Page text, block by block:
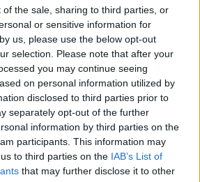
of the sale, sharing to third parties, or
or sensitive information for
us, please use the below opt-out
selection. Please note that after your
you may continue seeing
on personal information utilized by
disclosed to third parties prior to
separately opt-out of the further
information by third parties on the
participants. This information may
to third parties on the IAB’s List of
that may further disclose it to other
antigenici, che tra sabato 13 e lunedì 15
Bracciolini. Le postazioni allestite
con il Comune di Terranuova
di volontariato del territorio, saranno
piazza della Repubblica, dove verranno
fino alle 13 e dalle ore 14 alle 18. È
il sito
aperte fino alla mezzanotte di giovedì
sabato, domenica e lunedì, ma sarà
fino alla mezzanotte di venerdì 12
il test tra domenica e lunedì. E fino alla